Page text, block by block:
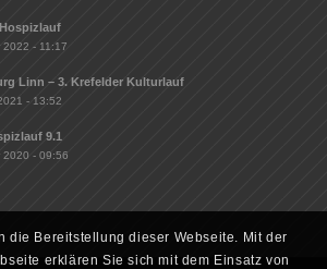
- 11:17
Linn – 3. Krefelder Kulturlauf
- 13:52
9.1
2020 - 09:56
die Bereitstellung dieser Webseite. Mit der
erklären Sie sich mit dem Einsatz von